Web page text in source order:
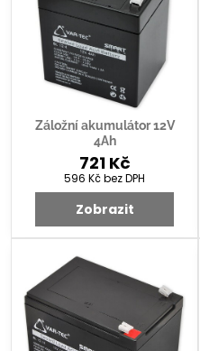
Záložní akumulátor 12V
4Ah
721 Kč
596 Kčbez DPH
Zobrazit